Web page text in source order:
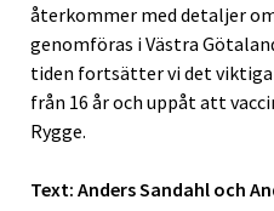
återkommer med detaljer
genomföras i Västra
tiden fortsätter vi det
från 16 år och uppåt att
Rygge.
Text: Anders Sandahl och